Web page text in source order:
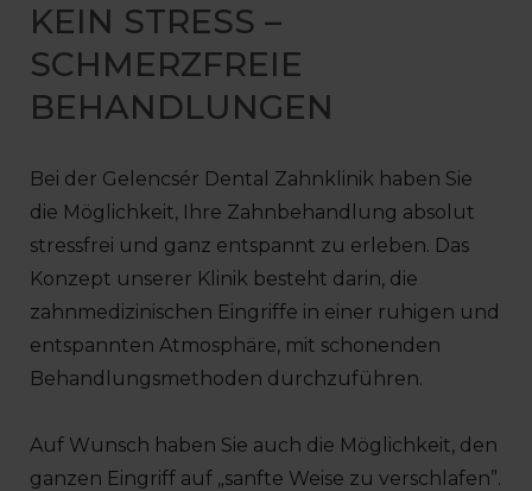
KEIN STRESS –
SCHMERZFREIE
BEHANDLUNGEN
Bei der Gelencsér Dental Zahnklinik haben Sie
die Möglichkeit, Ihre Zahnbehandlung absolut
stressfrei und ganz entspannt zu erleben. Das
Konzept unserer Klinik besteht darin, die
zahnmedizinischen Eingriffe in einer ruhigen und
entspannten Atmosphäre, mit schonenden
Behandlungsmethoden durchzuführen.
Auf Wunsch haben Sie auch die Möglichkeit, den
ganzen Eingriff auf „sanfte Weise zu verschlafen”.